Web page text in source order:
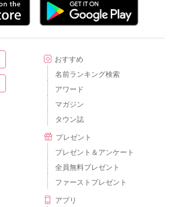
おすすめ
名前ランキング検索
アワード
マガジン
タウン誌
プレゼント
プレゼント＆アンケート
全員無料プレゼント
ファーストプレゼント
アプリ